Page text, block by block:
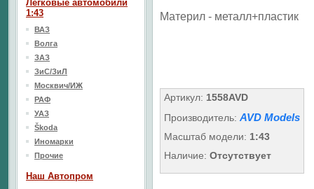
Материл - металл+пластик
Артикул: 1558AVD
Производитель: AVD Models
Масштаб модели: 1:43
Наличие: Отсутствует
Легковые автомобили
1:43
ВАЗ
Волга
ЗАЗ
ЗиС/ЗиЛ
Москвич/ИЖ
РАФ
УАЗ
Škoda
Иномарки
Прочие
Наш Aвтопром